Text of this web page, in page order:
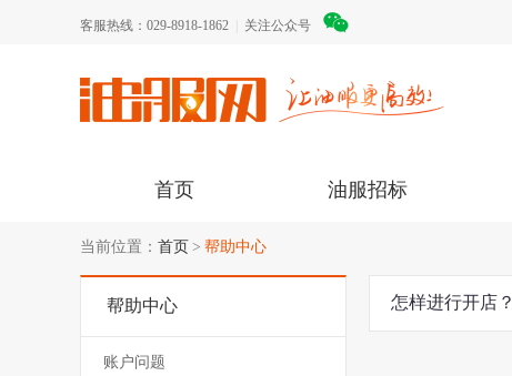
客服热线：029-8918-1862 关注公众号
首页 油服招标
当前位置： 首页 帮助中心
帮助中心
账户问题
怎样进行开店？